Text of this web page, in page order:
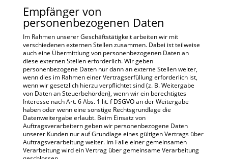
Empfänger von
personenbezogenen Daten
Im Rahmen unserer Geschäftstätigkeit arbeiten wir mit
verschiedenen externen Stellen zusammen. Dabei ist teilweise
auch eine Übermittlung von personenbezogenen Daten an
diese externen Stellen erforderlich. Wir geben
personenbezogene Daten nur dann an externe Stellen weiter,
wenn dies im Rahmen einer Vertragserfüllung erforderlich ist,
wenn wir gesetzlich hierzu verpflichtet sind (z. B. Weitergabe
von Daten an Steuerbehörden), wenn wir ein berechtigtes
Interesse nach Art. 6 Abs. 1 lit. f DSGVO an der Weitergabe
haben oder wenn eine sonstige Rechtsgrundlage die
Datenweitergabe erlaubt. Beim Einsatz von
Auftragsverarbeitern geben wir personenbezogene Daten
unserer Kunden nur auf Grundlage eines gültigen Vertrags über
Auftragsverarbeitung weiter. Im Falle einer gemeinsamen
Verarbeitung wird ein Vertrag über gemeinsame Verarbeitung